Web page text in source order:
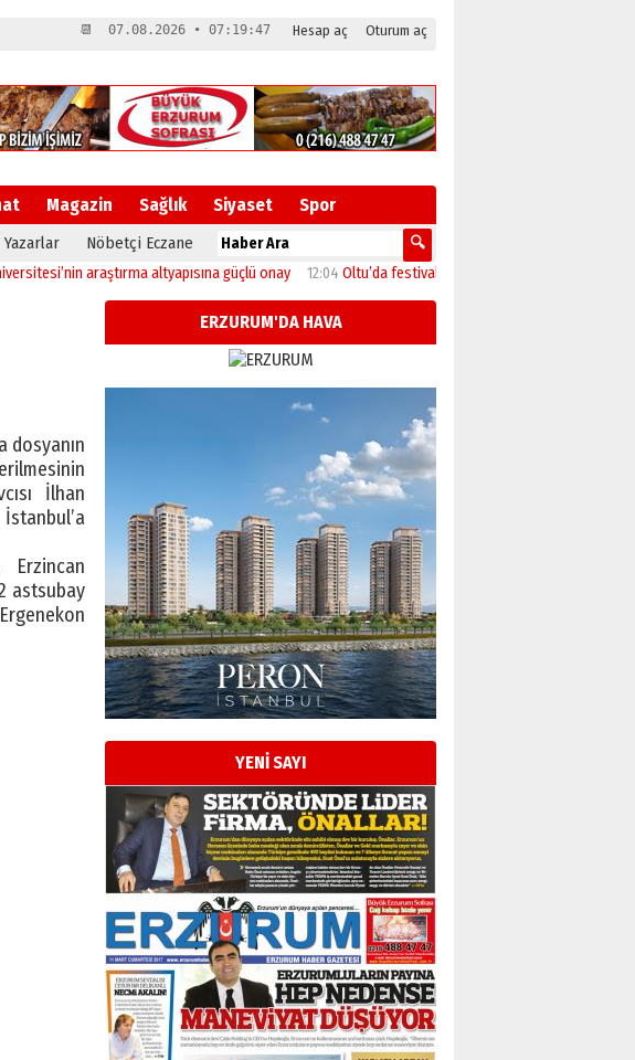
Hesap aç Oturum aç
📆 07.08.2026 • 07:19:47
Magazin Sağlık Siyaset Spor
Yazarlar Nöbetçi Eczane
araştırma altyapısına güçlü onay 12:04 Oltu’da festival coşkusu konserle zirveye ulaştı
dosyanın
İlhan
Erzincan
astsubay
ERZURUM'DA HAVA
YENİ SAYI
Esat BİNDESEN
Başkan Sekmen’den Erzurum’a
bir vizyon proje daha!
02 Ağustos 2026 Pazar
Kadir SABUNCUOĞLU
Erzurumspor’un köşe taşları
29 Haziran 2026 Pazartesi
Kenan GÜLERCİ
Murat Şahsuvaroğlu ERKON’da
çıtayı yukarı taşırken,
yönetimdekiler aşağı
çekmemeli!
17 Şubat 2026 SalıOrhan BOZKURT
Bir fotoğraf, bir şehir, bir
gazeteci… Dizginler kimin
elinde?
31 Mart 2026 Salı
A. Berhan Yılmaz
BİR BÖLÜM DEĞİL, BİR ÖMÜR
SEÇİYORSUNUZ… “NEDEN
ATATÜRK ÜNİVERSİTESİ?”